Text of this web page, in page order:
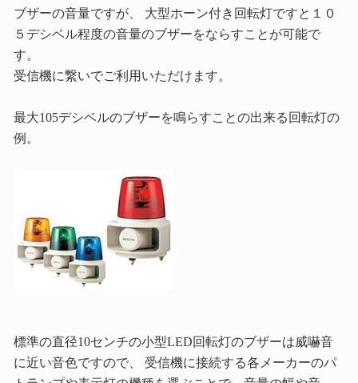
ブザーの音量ですが、 大型ホーン付き回転灯ですと１０
５デシベル程度の音量のブザーをならすことが可能で
す。
受信機に繋いでご利用いただけます。
最大105デシベルのブザーを鳴らすことの出来る回転灯の
例。
標準の直径10センチの小型LED回転灯のブザーは威嚇音
に近い音色ですので、 受信機に接続する各メーカーのパ